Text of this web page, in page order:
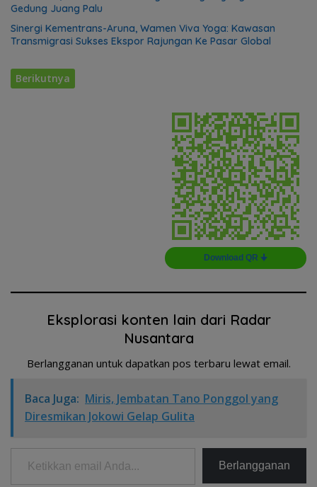
Gedung Juang Palu
Sinergi Kementrans-Aruna, Wamen Viva Yoga: Kawasan
Transmigrasi Sukses Ekspor Rajungan Ke Pasar Global
Berikutnya
Download QR 🠋
Eksplorasi konten lain dari Radar
Nusantara
Berlangganan untuk dapatkan pos terbaru lewat email.
Baca Juga: Miris, Jembatan Tano Ponggol yang
Diresmikan Jokowi Gelap Gulita
Ketikkan email Anda...
Berlangganan